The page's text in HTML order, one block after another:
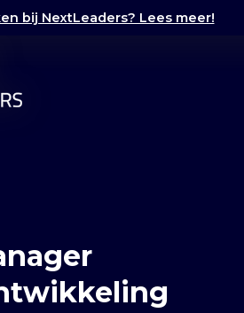
bij NextLeaders? Lees meer!